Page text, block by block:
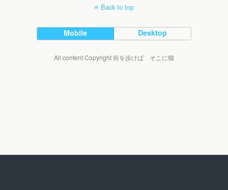
Back to top
Mobile Desktop
All content Copyright 街を歩けば そこに猫